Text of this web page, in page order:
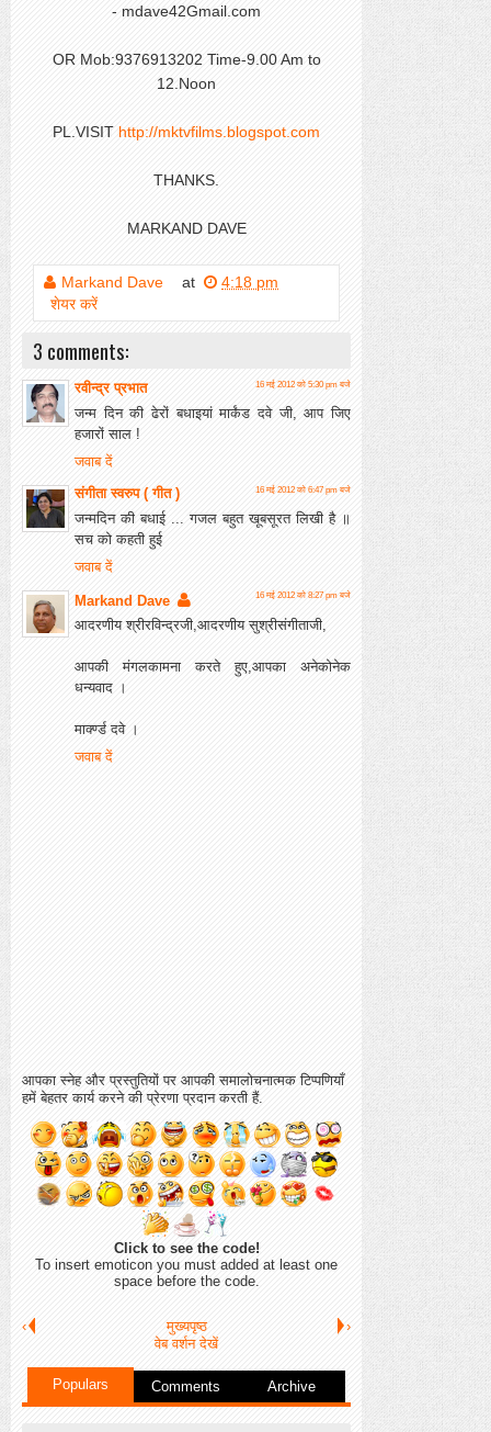
- mdave42Gmail.com
OR Mob:9376913202 Time-9.00 Am to
12.Noon
PL.VISIT http://mktvfilms.blogspot.com
THANKS.
MARKAND DAVE
Markand Dave at
4:18 pm
शेयर करें
3 comments:
रवीन्द्र प्रभात 16 मई 2012 को 5:30 pm बजे
जन्म दिन की ढेरों बधाइयां मार्कंड दवे जी, आप जिए
हजारों साल !
जवाब दें
संगीता स्वरुप ( गीत )
16 मई 2012 को 6:47 pm बजे
जन्मदिन की बधाई ... गजल बहुत खूबसूरत लिखी है ॥
सच को कहती हुई
जवाब दें
Markand Dave 16 मई 2012 को 8:27 pm बजे
आदरणीय श्रीरविन्द्रजी,आदरणीय सुश्रीसंगीताजी,
आपकी मंगलकामना करते हुए,आपका अनेकोनेक
धन्यवाद ।
मार्क्ण्ड दवे ।
जवाब दें
आपका स्नेह और प्रस्तुतियों पर आपकी समालोचनात्मक टिप्पणियाँ
हमें बेहतर कार्य करने की प्रेरणा प्रदान करती हैं.
Click to see the code!
To insert emoticon you must added at least one
space before the code.
‹ ›
मुख्यपृष्ठ
वेब वर्शन देखें
Populars Comments Archive